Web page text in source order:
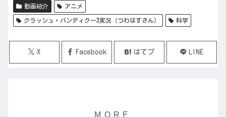
動画紹介 アニメ
クラッシュ・バンディクー3実況（つわはすさん） 科学
X Facebook はてブ LINE